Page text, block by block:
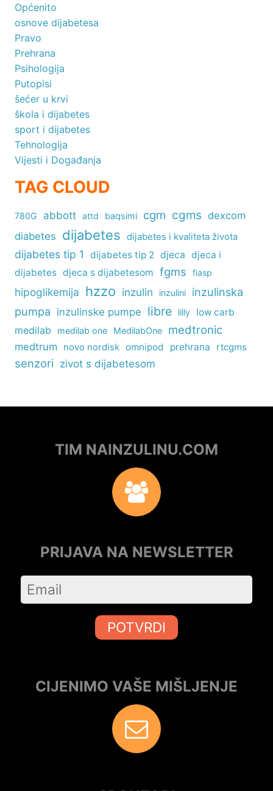
Općenito
osnove dijabetesa
Pravo
Prehrana
Psihologija
Putopisi
šećer u krvi
škola i dijabetes
sport i dijabetes
Tehnologija
Vijesti i Događanja
TAG CLOUD
780G abbott attd baqsimi cgm cgms dexcom
diabetes dijabetes dijabetes i kvaliteta života
dijabetes tip 1 dijabetes tip 2 djeca djeca i
dijabetes djeca s dijabetesom fgms fiasp
hipoglikemija hzzo inzulin inzulini
inzulinska
pumpa inzulinske pumpe libre lilly low carb
medilab medilab one MedilabOne medtronic
medtrum novo nordisk omnipod prehrana rtcgms
senzori zivot s dijabetesom
TIM NAINZULINU.COM
PRIJAVA NA NEWSLETTER
POTVRDI
CIJENIMO VAŠE MIŠLJENJE